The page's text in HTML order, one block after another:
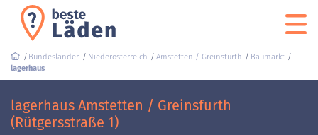
Bundesländer Niederösterreich Amstetten / Greinsfurth
Baumarkt
lagerhaus
lagerhaus Amstetten / Greinsfurth
(Rütgersstraße 1)